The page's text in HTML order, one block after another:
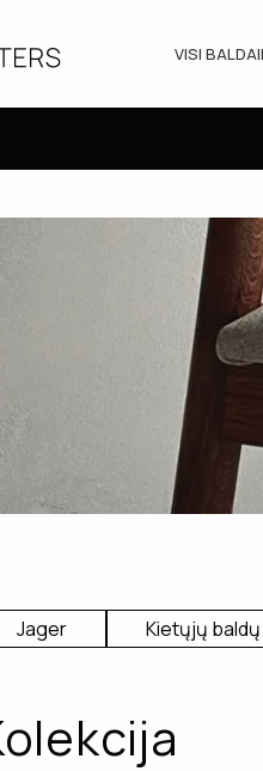
VISI BALDAI
Jager Kietųjų baldų